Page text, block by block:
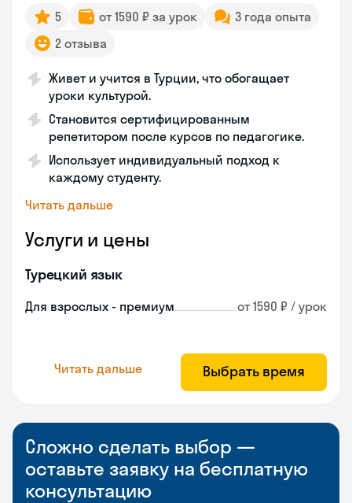
5 от 1590 ₽ за урок
3 года опыта
2 отзыва
Живет и учится в Турции, что обогащает
уроки культурой.
Становится сертифицированным
репетитором после курсов по педагогике.
Использует индивидуальный подход к
каждому студенту.
Читать дальше
Услуги и цены
Турецкий язык
Для взрослых - премиум от 1590 ₽ / урок
Читать дальше Выбрать время
Сложно сделать выбор —
оставьте заявку на бесплатную
консультацию